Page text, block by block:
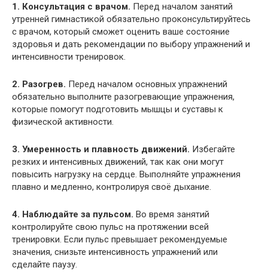
1. Консультация с врачом. Перед началом занятий
утренней гимнастикой обязательно проконсультируйтесь
с врачом, который сможет оценить ваше состояние
здоровья и дать рекомендации по выбору упражнений и
интенсивности тренировок.
2. Разогрев. Перед началом основных упражнений
обязательно выполните разогревающие упражнения,
которые помогут подготовить мышцы и суставы к
физической активности.
3. Умеренность и плавность движений. Избегайте
резких и интенсивных движений, так как они могут
повысить нагрузку на сердце. Выполняйте упражнения
плавно и медленно, контролируя своё дыхание.
4. Наблюдайте за пульсом. Во время занятий
контролируйте свою пульс на протяжении всей
тренировки. Если пульс превышает рекомендуемые
значения, снизьте интенсивность упражнений или
сделайте паузу.